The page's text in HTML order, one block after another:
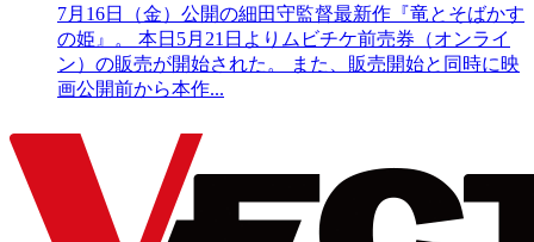
7月16日（金）公開の細田守監督最新作『竜とそばかす
の姫』。 本日5月21日よりムビチケ前売券（オンライ
ン）の販売が開始された。 また、販売開始と同時に映
画公開前から本作...